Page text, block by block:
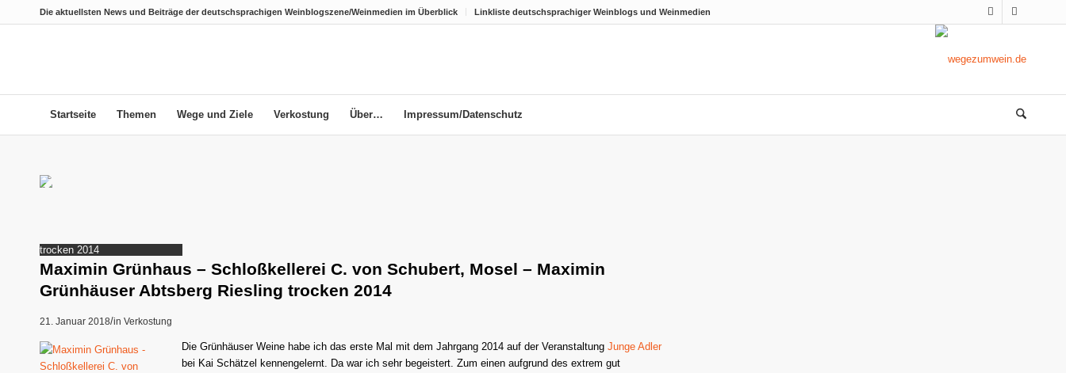
Die aktuellsten News und Beiträge der deutschsprachigen Weinblogszene/Weinmedien im Überblick Linkliste deutschsprachiger Weinblogs und Weinmedien
Startseite Themen Wege und Ziele Verkostung Über… Impressum/Datenschutz
Maximin Grünhaus – Schloßkellerei C. von Schubert, Mosel – Maximin
Grünhäuser Abtsberg Riesling trocken 2014
21. Januar 2018/in Verkostung
Die Grünhäuser Weine habe ich das erste Mal mit dem Jahrgang 2014 auf der Veranstaltung Junge Adler
bei Kai Schätzel kennengelernt. Da war ich sehr begeistert. Zum einen aufgrund des extrem gut